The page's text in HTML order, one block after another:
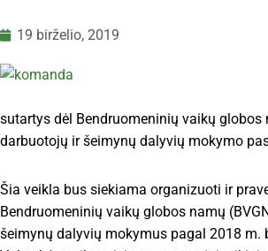
19 birželio, 2019
sutartys dėl Bendruomeninių vaikų globos
darbuotojų ir šeimynų dalyvių mokymo
Šia veikla bus siekiama organizuoti ir
Bendruomeninių vaikų globos namų
šeimynų dalyvių mokymus pagal 2018 m.